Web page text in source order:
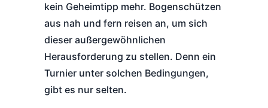
kein Geheimtipp mehr. Bogenschützen
aus nah und fern reisen an, um sich
dieser außergewöhnlichen
Herausforderung zu stellen. Denn ein
Turnier unter solchen Bedingungen,
gibt es nur selten.